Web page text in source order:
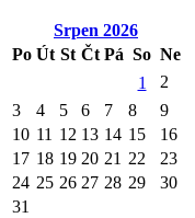
Srpen 2026
Po Út St Čt Pá So Ne
1
2
3
4 5 6 7 8
9
10 11 12 13 14 15
16
17 18 19 20 21 22
23
24 25 26 27 28 29
30
31